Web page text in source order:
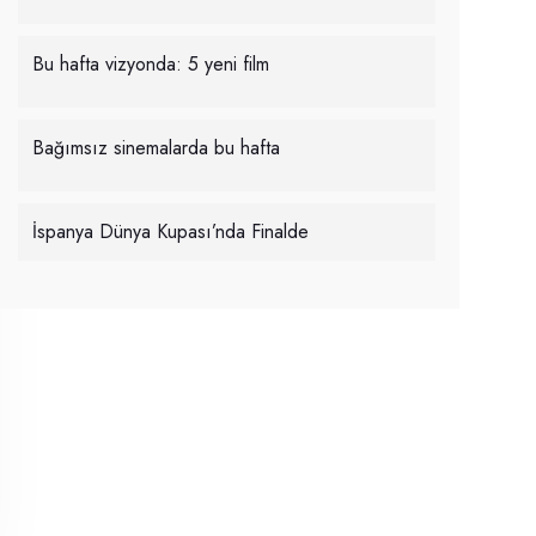
Bu hafta vizyonda: 5 yeni film
Bağımsız sinemalarda bu hafta
İspanya Dünya Kupası’nda Finalde